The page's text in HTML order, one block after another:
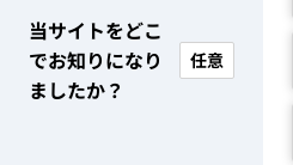
当サイトをどこ
でお知りになり
ましたか？
任意